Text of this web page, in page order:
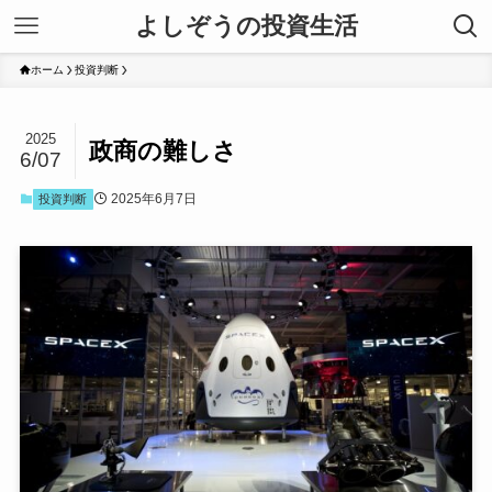
よしぞうの投資生活
ホーム 投資判断
政商の難しさ
2025
6/07
投資判断 2025年6月7日